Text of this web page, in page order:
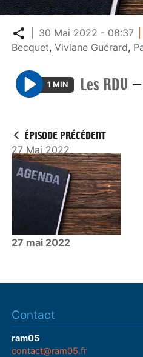
Partager
30 Mai 2022 - 08:37
Becquet,Viviane Guérard,
P
y
1 MIN Les RDV —
ÉPISODE PRÉCÉDENT
27 Mai 2022
27 mai 2022
Contact
ram05
contact@ram05.fr